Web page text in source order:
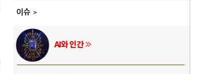
이슈
AI와 인간